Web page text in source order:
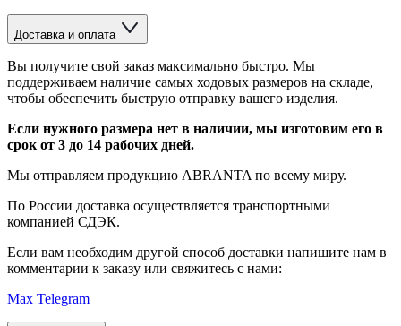
Доставка и оплата
Вы получите свой заказ максимально быстро. Мы
поддерживаем наличие самых ходовых размеров на складе,
чтобы обеспечить быструю отправку вашего изделия.
Если нужного размера нет в наличии, мы изготовим его в
срок от 3 до 14 рабочих дней.
Мы отправляем продукцию ABRANTA по всему миру.
По России доставка осуществляется транспортными
компанией СДЭК.
Если вам необходим другой способ доставки напишите нам в
комментарии к заказу или свяжитесь с нами:
Max Telegram